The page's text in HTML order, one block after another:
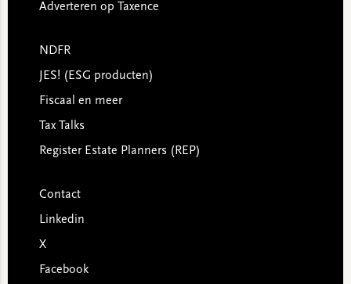
Adverteren op Taxence
NDFR
JES! (ESG producten)
Fiscaal en meer
Tax Talks
Register Estate Planners (REP)
Contact
Linkedin
X
Facebook